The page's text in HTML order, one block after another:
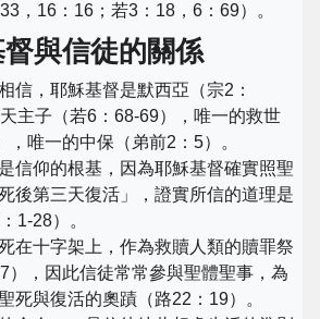
，16：16；若3：18，6：69）。
與信徒的關係
信，耶穌基督是默西亞（宗2：
主子（若6：68-69），唯一的救世
，唯一的中保（弟前2：5）。
信仰的根基，因為耶穌基督確實照聖
後第三天復活」，證實所信的道理是
1-28）。
在十字架上，作為救贖人類的贖罪祭
），因此信徒常常參與聖體聖事，為
死與復活的奧蹟（路22：19）。